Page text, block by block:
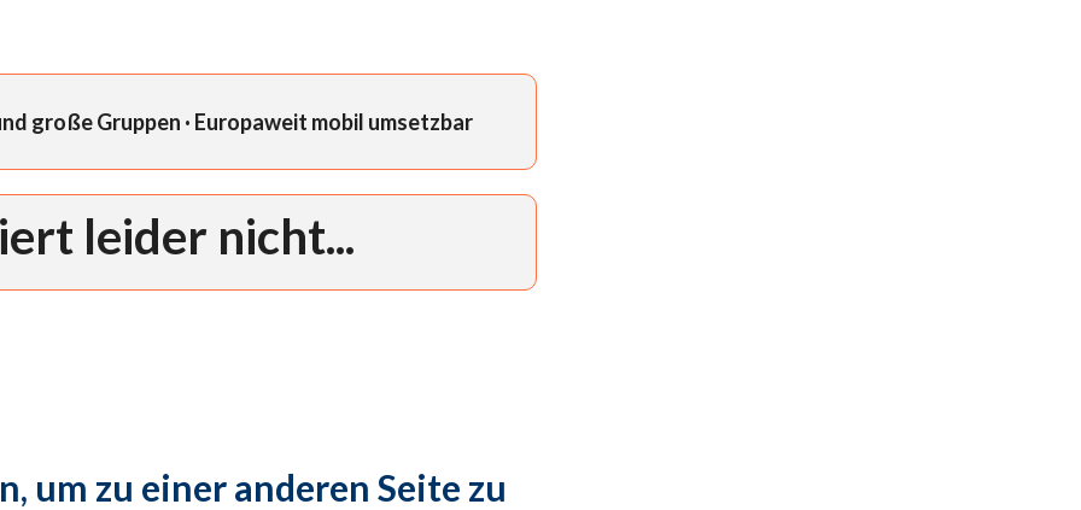
große Gruppen · Europaweit mobil umsetzbar
leider nicht...
um zu einer anderen Seite zu